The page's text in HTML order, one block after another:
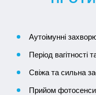
Аутоімунні
Період вагітності
Свіжа та сильна
Прийом